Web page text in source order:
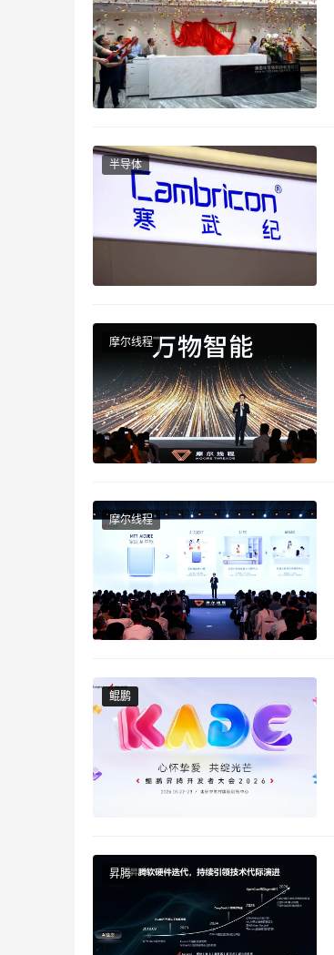
半导体
摩尔线程
摩尔线程
鲲鹏
鲲鹏
昇腾